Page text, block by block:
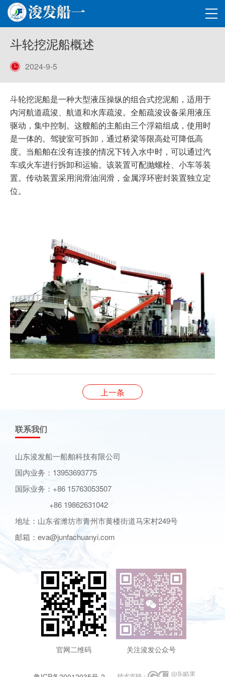
斗轮挖泥船概述
2024-9-5
斗轮挖泥船是一种大型液压操纵的组合式挖泥船，适用于
内河航道疏浚、航道和水库疏浚。全船疏浚设备采用液压
驱动，集中控制。这艘船的主船由三个浮箱组成，使用时
是一体的。驾驶室可拆卸，通过桥梁等限高处可降低高
度。当船舶在没有连接的情况下转入水中时，可以通过汽
车或火车进行拆卸和运输。该装置可配抛螺栓、小车等装
置。传动装置采用润滑油润滑，金属浮环密封装置独立定
位。
上一条
联系我们
山东浚发船一船舶科技有限公司
国内业务：13953693775
国际业务：+86 15763053507
+86 19862631042
地址：山东省潍坊市青州市黄楼街道马宋村249号
邮箱：eva@junfachuanyi.com
官网二维码 关注浚发公众号